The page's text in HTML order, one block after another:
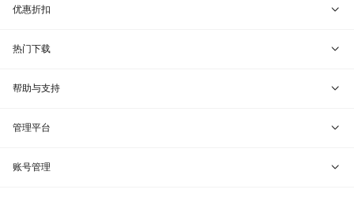
贝锐花生壳 · 动态域名
贝锐洋葱头 · 协作无间
贝锐蒲公英硬件
贝锐花生壳硬件
天猫旗舰店
京东旗舰店
优惠折扣
兑换码通道
教育公益折扣
热门下载
贝锐向日葵客户端
贝锐蒲公英客户端
贝锐花生壳客户端
帮助与支持
我要建议
我要投诉
管理平台
贝锐向日葵管理
账号管理